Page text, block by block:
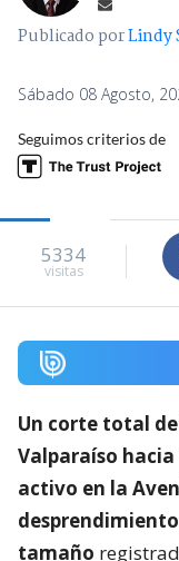
Publicado porLindy
Sábado 08 Agosto,
Seguimos criterios de
5334
visitas
Un corte total
Valparaíso
activo en la
tamaño